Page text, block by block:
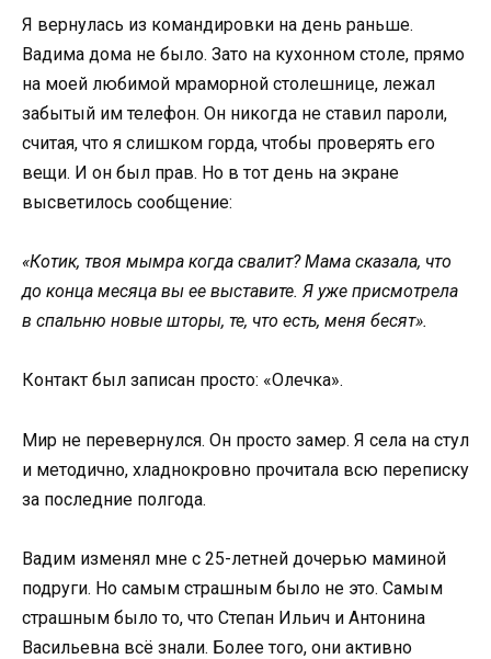
Я вернулась из командировки на день раньше.
Вадима дома не было. Зато на кухонном столе, прямо
на моей любимой мраморной столешнице, лежал
забытый им телефон. Он никогда не ставил пароли,
считая, что я слишком горда, чтобы проверять его
вещи. И он был прав. Но в тот день на экране
высветилось сообщение:
«Котик, твоя мымра когда свалит? Мама сказала, что
до конца месяца вы ее выставите. Я уже присмотрела
в спальню новые шторы, те, что есть, меня бесят».
Контакт был записан просто: «Олечка».
Мир не перевернулся. Он просто замер. Я села на стул
и методично, хладнокровно прочитала всю переписку
за последние полгода.
Вадим изменял мне с 25-летней дочерью маминой
подруги. Но самым страшным было не это. Самым
страшным было то, что Степан Ильич и Антонина
Васильевна всё знали. Более того, они активно